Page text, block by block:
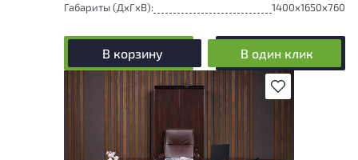
Габариты (ДxГxВ):
1400x1650x760
В корзину В один клик
В избранное